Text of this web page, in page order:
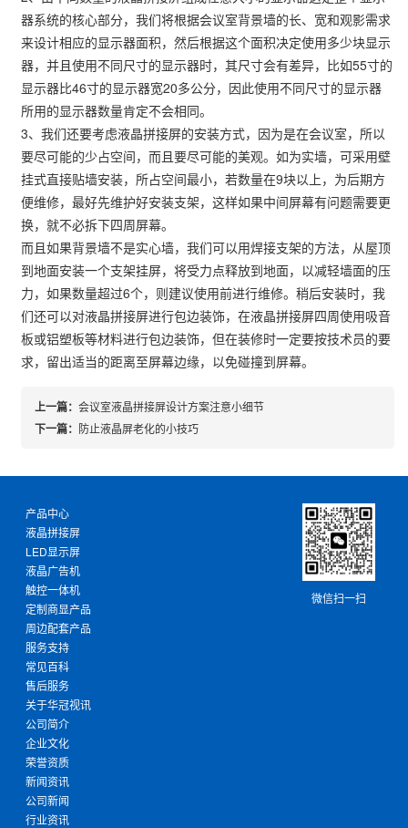
器系统的核心部分，我们将根据会议室背景墙的长、宽和观影需求
来设计相应的显示器面积，然后根据这个面积决定使用多少块显示
器，并且使用不同尺寸的显示器时，其尺寸会有差异，比如55寸的
显示器比46寸的显示器宽20多公分，因此使用不同尺寸的显示器
所用的显示器数量肯定不会相同。
3、我们还要考虑液晶拼接屏的安装方式，因为是在会议室，所以
要尽可能的少占空间，而且要尽可能的美观。如为实墙，可采用壁
挂式直接贴墙安装，所占空间最小，若数量在9块以上，为后期方
便维修，最好先维护好安装支架，这样如果中间屏幕有问题需要更
换，就不必拆下四周屏幕。
而且如果背景墙不是实心墙，我们可以用焊接支架的方法，从屋顶
到地面安装一个支架挂屏，将受力点释放到地面，以减轻墙面的压
力，如果数量超过6个，则建议使用前进行维修。稍后安装时，我
们还可以对液晶拼接屏进行包边装饰，在液晶拼接屏四周使用吸音
板或铝塑板等材料进行包边装饰，但在装修时一定要按技术员的要
求，留出适当的距离至屏幕边缘，以免碰撞到屏幕。
上一篇：会议室液晶拼接屏设计方案注意小细节
下一篇： 防止液晶屏老化的小技巧
微信扫一扫
产品中心
液晶拼接屏
LED显示屏
液晶广告机
触控一体机
定制商显产品
周边配套产品
服务支持
常见百科
售后服务
关于华冠视讯
公司简介
企业文化
荣誉资质
新闻资讯
公司新闻
行业资讯